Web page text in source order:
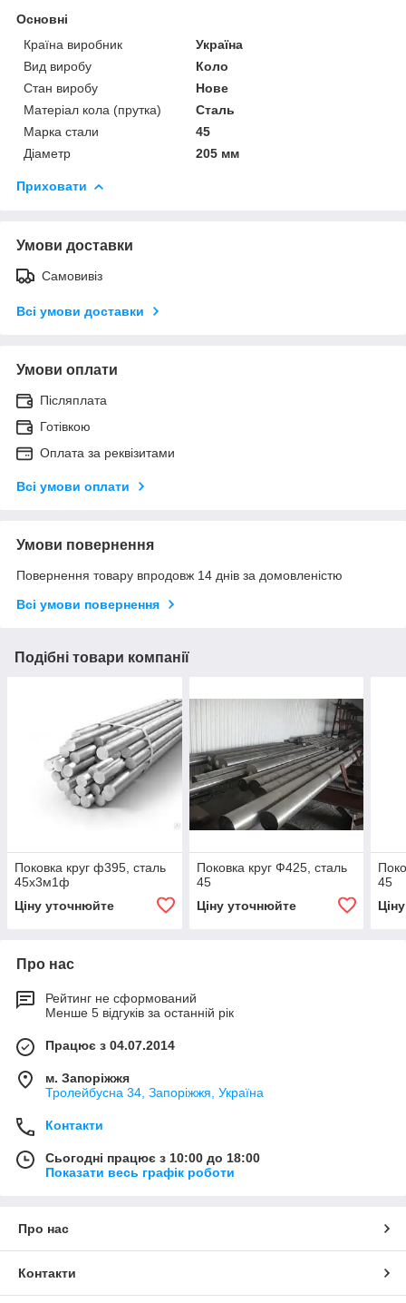
Основні
Країна виробник
Україна
Вид виробу
Коло
Стан виробу
Нове
Матеріал кола (прутка)
Сталь
Марка стали
45
Діаметр
205 мм
Приховати
Умови доставки
Самовивіз
Всі умови доставки
Умови оплати
Післяплата
Готівкою
Оплата за реквізитами
Всі умови оплати
Умови повернення
Повернення товару впродовж 14 днів за домовленістю
Всі умови повернення
Подібні товари компанії
Поковка круг ф395, сталь
45х3м1ф
Ціну уточнюйте
Поковка круг Ф425, сталь
45
Ціну уточнюйте
45
Про нас
Рейтинг не сформований
Менше 5 відгуків за останній рік
Працює з 04.07.2014
м. Запоріжжя
Тролейбусна 34, Запоріжжя, Україна
Контакти
Сьогодні працює з 10:00 до 18:00
Показати весь графік роботи
Про нас
Контакти